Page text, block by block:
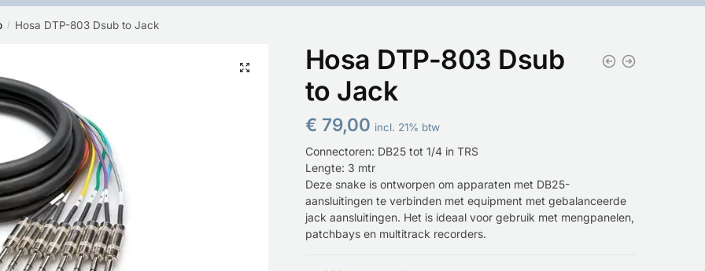
/ Hosa DTP-803 Dsub to Jack
🔍
Hosa DTP-803 Dsub
to Jack
€ 79,00 incl. 21% btw
Connectoren: DB25 tot 1/4 in TRS
Lengte: 3 mtr
Deze snake is ontworpen om apparaten met DB25-
aansluitingen te verbinden met equipment met gebalanceerde
jack aansluitingen. Het is ideaal voor gebruik met mengpanelen,
patchbays en multitrack recorders.